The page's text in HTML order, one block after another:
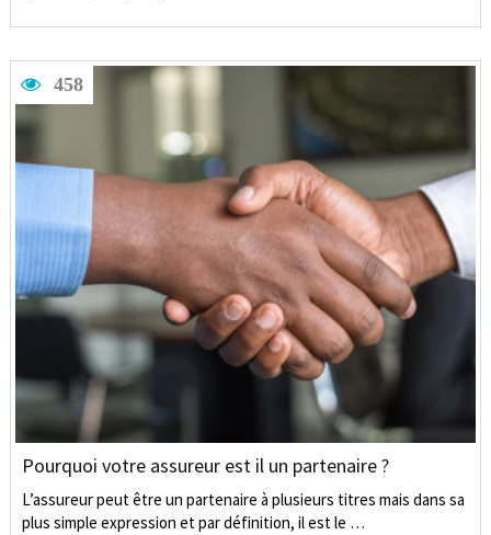
458
Pourquoi votre assureur est il un partenaire ?
L’assureur peut être un partenaire à plusieurs titres mais dans sa
plus simple expression et par définition, il est le …